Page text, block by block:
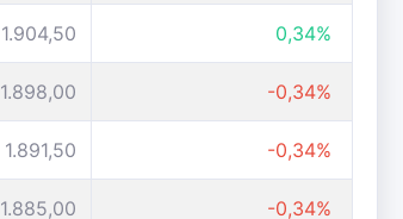
1.904,50 0,34%
1.898,00 -0,34%
1.891,50 -0,34%
1.885,00 -0,34%